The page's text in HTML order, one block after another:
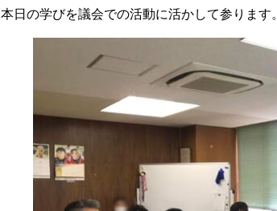
本日の学びを議会での活動に活かして参ります。